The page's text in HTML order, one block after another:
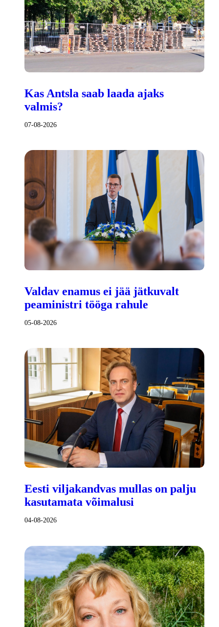
Kas Antsla saab laada ajaks
valmis?
07-08-2026
Valdav enamus ei jää jätkuvalt
peaministri tööga rahule
05-08-2026
Eesti viljakandvas mullas on palju
kasutamata võimalusi
04-08-2026